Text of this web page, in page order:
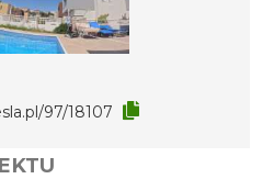
97/18107